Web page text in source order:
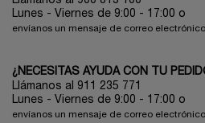
Lunes - Viernes de 9:00 - 17:00 o
envíanos un mensaje de correo electrónico
¿NECESITAS AYUDA CON TU
Llámanos al 911 235 771
Lunes - Viernes de 9:00 - 17:00 o
envíanos un mensaje de correo electrónico